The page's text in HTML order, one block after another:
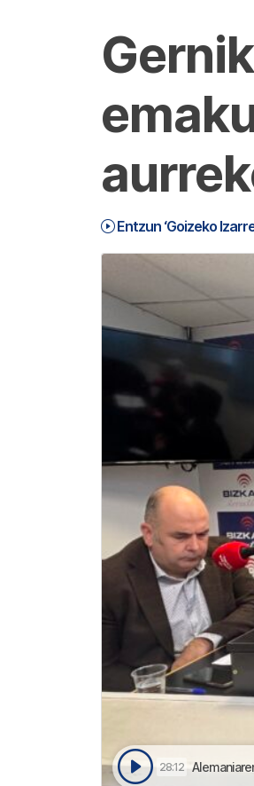
Entzun ‘Goizeko
28:12 Alemaniaren